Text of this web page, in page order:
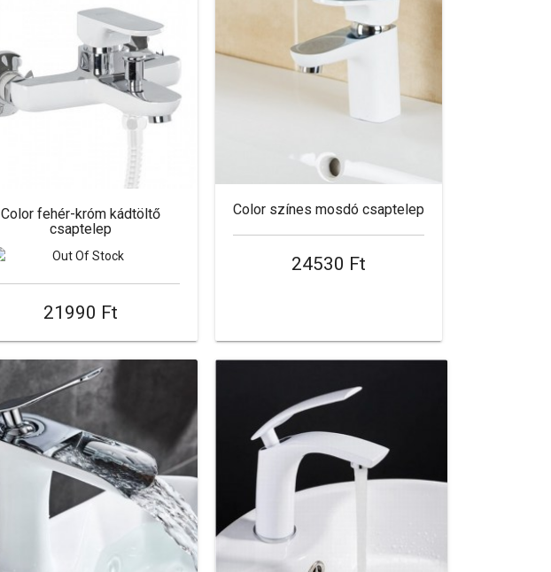
Color fehér-króm kádtöltő
csaptelep
21990 Ft
Color színes mosdó csaptelep
24530 Ft